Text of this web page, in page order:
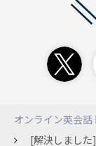
オンライン英会話
[解決しました] まだいろいろな使い方がよくわからなく